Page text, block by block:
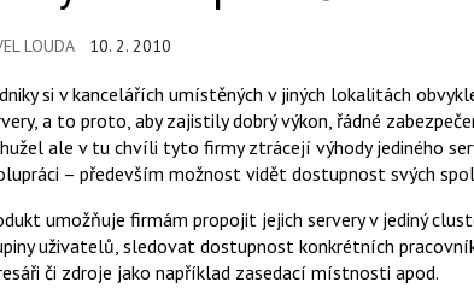
LOUDA 10. 2. 2010
si v kancelářích umístěných v jiných lokalitách
a to proto, aby zajistily dobrý výkon, řádné
ale v tu chvíli tyto firmy ztrácejí výhody jediného
– především možnost vidět dostupnost svých
umožňuje firmám propojit jejich servery v jediný
uživatelů, sledovat dostupnost konkrétních
či zdroje jako například zasedací místnosti apod.